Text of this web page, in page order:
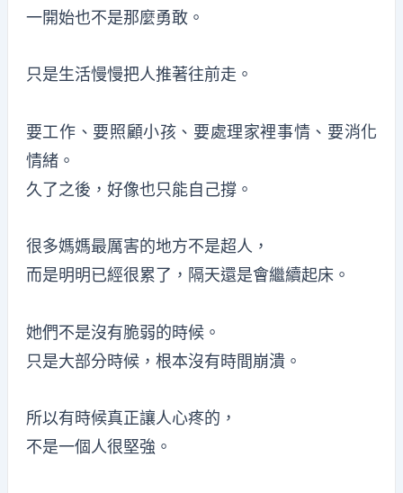
一開始也不是那麼勇敢。
只是生活慢慢把人推著往前走。
要工作、要照顧小孩、要處理家裡事情、要消化
情緒。
久了之後，好像也只能自己撐。
很多媽媽最厲害的地方不是超人，
而是明明已經很累了，隔天還是會繼續起床。
她們不是沒有脆弱的時候。
只是大部分時候，根本沒有時間崩潰。
所以有時候真正讓人心疼的，
不是一個人很堅強。